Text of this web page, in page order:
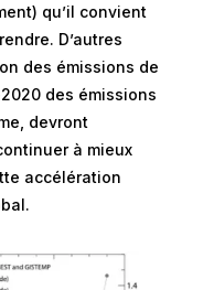
qu’il convient
D’autres
des émissions de
des émissions
devront
à mieux
accélération